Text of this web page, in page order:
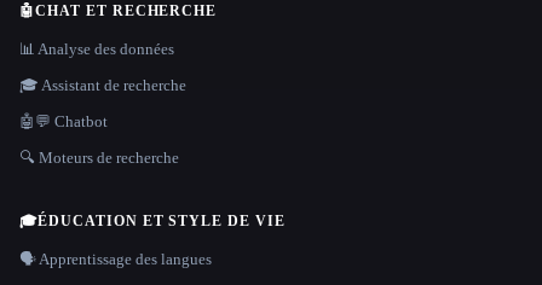
🤖CHAT ET RECHERCHE
📊 Analyse des données
🎓 Assistant de recherche
🤖💬 Chatbot
🔍 Moteurs de recherche
🎓ÉDUCATION ET STYLE DE VIE
🗣️ Apprentissage des langues